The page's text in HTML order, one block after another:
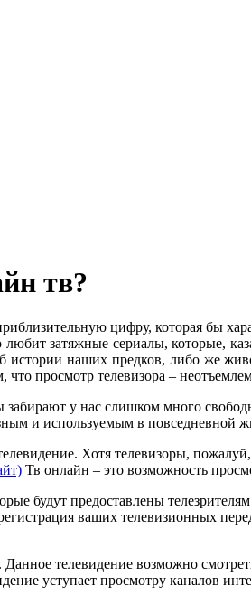
тв?
цифру, которая бы
любит затяжные сериалы, которые,
истории наших предков, либо же
что просмотр телевизора –
у нас слишком много
и используемым в повседневной
Хотя телевизоры,
Тв онлайн – это возможность
будут предоставлены
ваших телевизионных
телевидение возможно
уступает просмотру каналов